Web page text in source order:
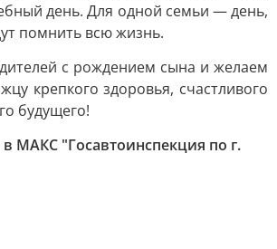
день. Для одной семьи — день,
помнить всю жизнь.
с рождением сына и желаем
крепкого здоровья, счастливого
будущего!
в МАКС "Госавтоинспекция по г.